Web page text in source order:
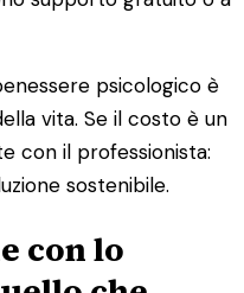
psicologico è
vita. Se il costo è un
con il professionista:
sostenibile.
con lo